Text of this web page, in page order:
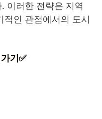
이러한 전략은 지역
적인 관점에서의 도시
기✅